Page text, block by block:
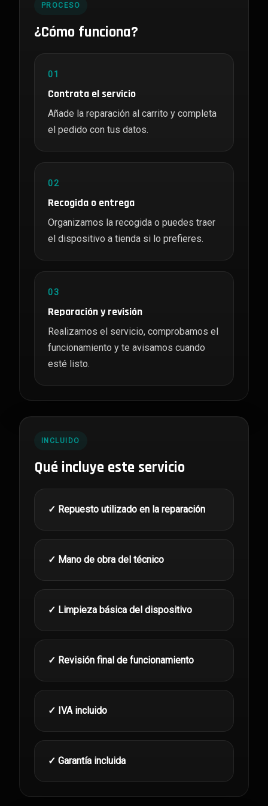
PROCESO
¿Cómo funciona?
01
Contrata el servicio
Añade la reparación al carrito y completa
el pedido con tus datos.
02
Recogida o entrega
Organizamos la recogida o puedes traer
el dispositivo a tienda si lo prefieres.
03
Reparación y revisión
Realizamos el servicio, comprobamos el
funcionamiento y te avisamos cuando
esté listo.
INCLUIDO
Qué incluye este servicio
✓ Repuesto utilizado en la reparación
✓ Mano de obra del técnico
✓ Limpieza básica del dispositivo
✓ Revisión final de funcionamiento
✓ IVA incluido
✓ Garantía incluida